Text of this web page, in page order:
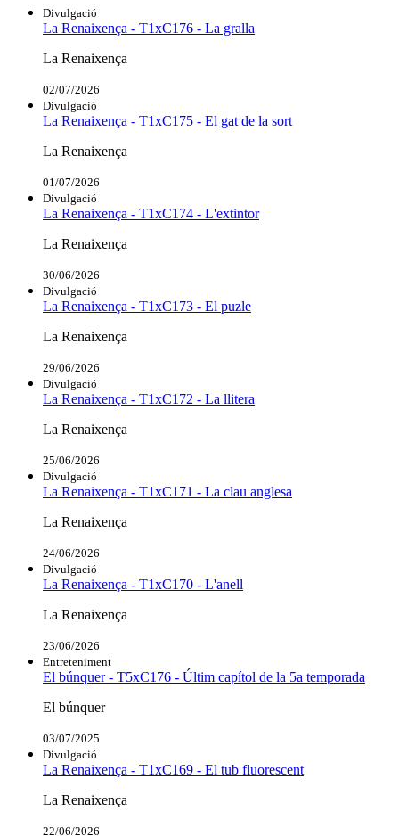
Divulgació
La Renaixença - T1xC176 - La gralla
La Renaixença
02/07/2026
Divulgació
La Renaixença - T1xC175 - El gat de la sort
La Renaixença
01/07/2026
Divulgació
La Renaixença - T1xC174 - L'extintor
La Renaixença
30/06/2026
Divulgació
La Renaixença - T1xC173 - El puzle
La Renaixença
29/06/2026
Divulgació
La Renaixença - T1xC172 - La llitera
La Renaixença
25/06/2026
Divulgació
La Renaixença - T1xC171 - La clau anglesa
La Renaixença
24/06/2026
Divulgació
La Renaixença - T1xC170 - L'anell
La Renaixença
23/06/2026
Entreteniment
El búnquer - T5xC176 - Últim capítol de la 5a temporada
El búnquer
03/07/2025
Divulgació
La Renaixença - T1xC169 - El tub fluorescent
La Renaixença
22/06/2026